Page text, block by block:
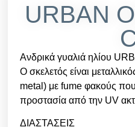
URBAN
Ανδρικά γυαλιά ηλίου
Ο σκελετός είναι
metal) με fume φακούς
προστασία από την UV
ΔΙΑΣΤΑΣΕΙΣ